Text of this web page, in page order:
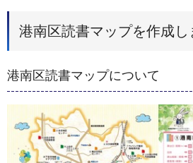
港南区読書マップを作成し
港南区読書マップについて